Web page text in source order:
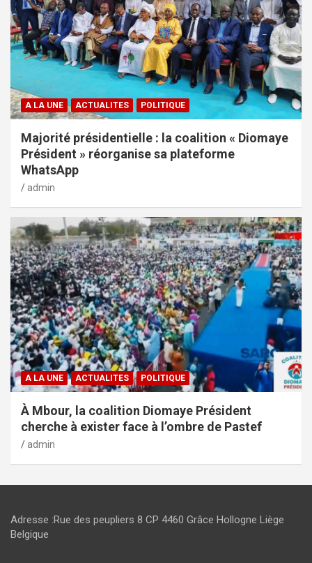
A LA UNE ACTUALITES POLITIQUE
Majorité présidentielle : la coalition « Diomaye
Président » réorganise sa plateforme
WhatsApp
admin
A LA UNE ACTUALITES POLITIQUE
À Mbour, la coalition Diomaye Président
cherche à exister face à l’ombre de Pastef
admin
Adresse :Rue des peupliers 8 CP 4460 Grâce Hollogne Liège
Belgique